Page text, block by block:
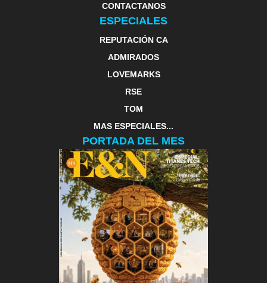
CONTACTANOS
ESPECIALES
REPUTACIÓN CA
ADMIRADOS
LOVEMARKS
RSE
TOM
MAS ESPECIALES...
PORTADA DEL MES